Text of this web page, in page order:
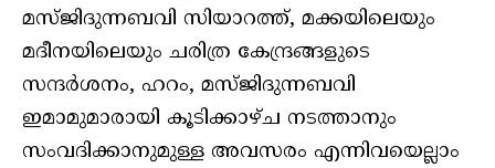
മസ്ജിദുന്നബവി സിയാറത്ത്, മക്കയിലെയും
മദീനയിലെയും ചരിത്ര കേന്ദ്രങ്ങളുടെ
സന്ദര്‍ശനം, ഹറം, മസ്ജിദുന്നബവി
ഇമാമുമാരായി കൂടിക്കാഴ്ച നടത്താനും
സംവദിക്കാനുമുള്ള അവസരം എന്നിവയെല്ലാം